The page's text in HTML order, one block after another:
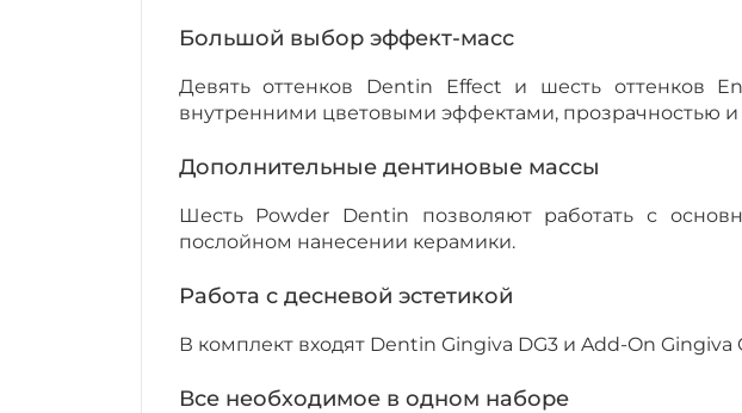
Большой выбор эффект-масс
Девять оттенков Dentin Effect и шесть оттенков
внутренними цветовыми эффектами, прозрачностью
Дополнительные дентиновые массы
Шесть Powder Dentin позволяют работать с
послойном нанесении керамики.
Работа с десневой эстетикой
В комплект входят Dentin Gingiva DG3 и Add-On
Все необходимое в одном наборе